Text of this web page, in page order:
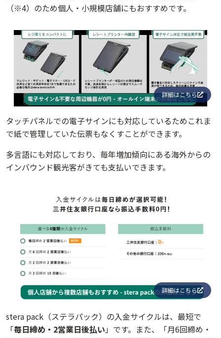
（※4）のため個人・小規模店舗にもおすすめです。
詳細はこちら
タッチパネルでの電子サインにも対応しているためこれま
で紙で管理していた伝票もなくすことができます。
多言語にも対応しており、毎年増加傾向にある海外からの
インバウンド観光客がきても支払いできます。
詳細はこちら
stera pack（ステラパック）の入金サイクルは、最短で
「毎日締め・2営業日後払い」です。また、「月6回締め・